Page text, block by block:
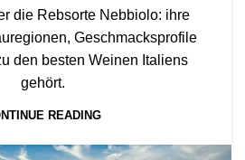
die Rebsorte Nebbiolo: ihre
Geschmacksprofile
den besten Weinen Italiens
gehört.
READING